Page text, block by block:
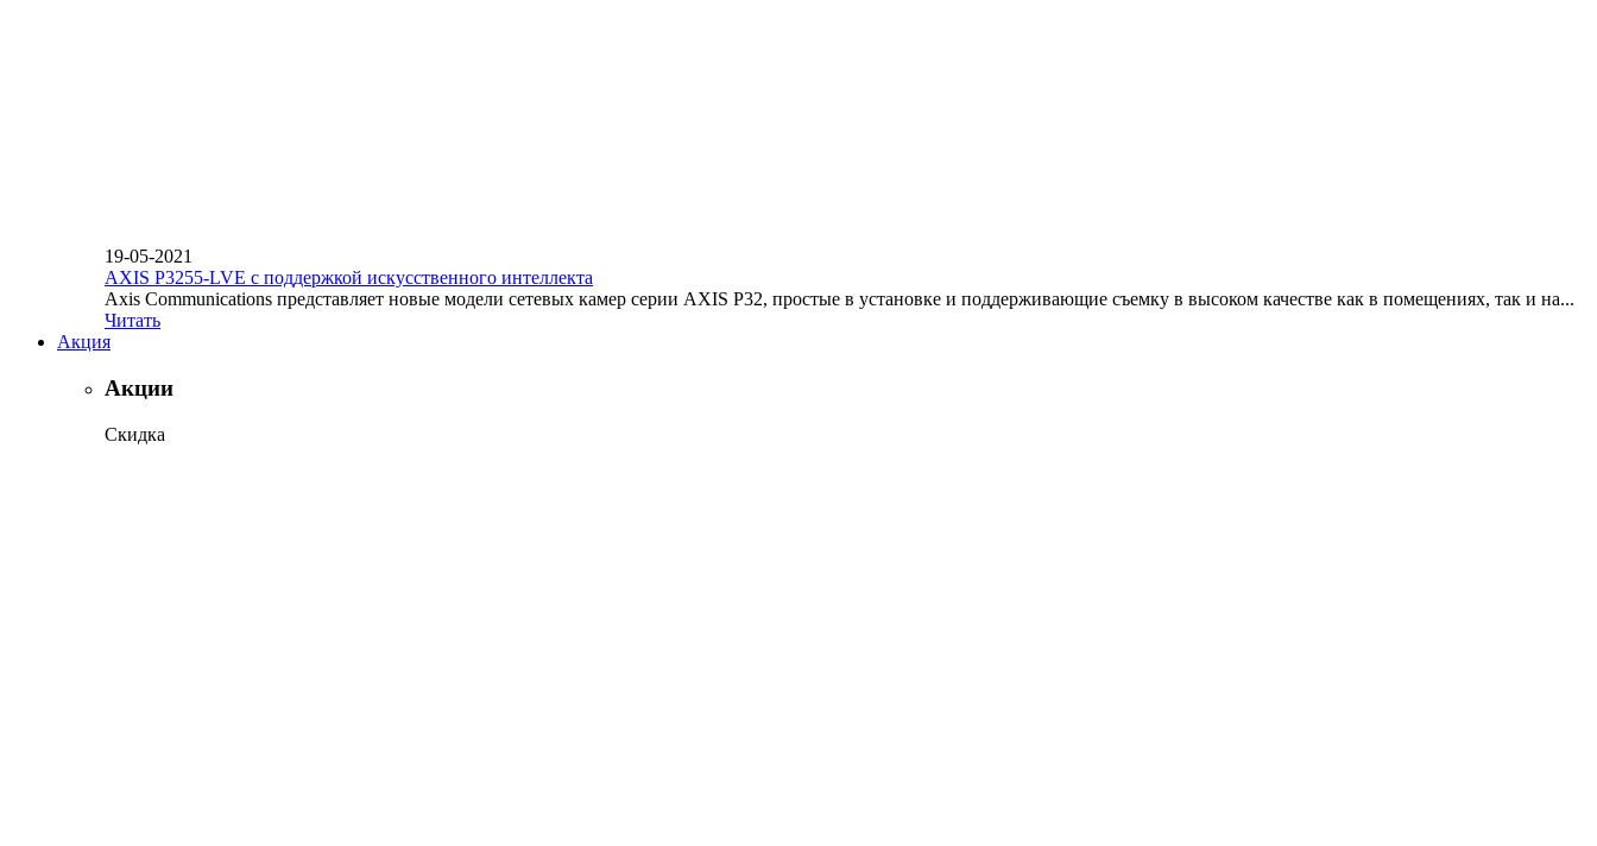
19-05-2021
AXIS P3255-LVE с поддержкой искусственного интеллекта
Axis Communications представляет новые модели сетевых камер серии AXIS P32, простые в установке и поддерживающие съемку в высоком качестве как в помещениях, так и на...
Читать
Акция
Акции
Скидка